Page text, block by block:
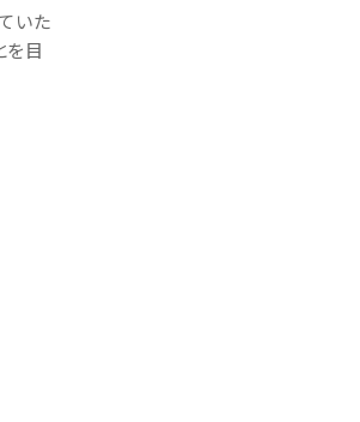
いた
を目